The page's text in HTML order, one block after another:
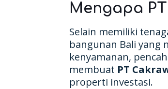
Mengapa
Selain memiliki
bangunan Bali yang
kenyamanan,
membuat PT
properti investasi.